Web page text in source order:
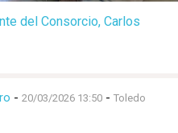
del Consorcio, Carlos
- 20/03/2026 13:50 - Toledo